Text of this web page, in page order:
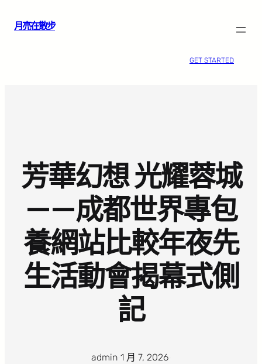
月亮在散步
GET STARTED
芳華幻想 光耀蓉城
——成都世界專包
養網站比較年夜先
生活動會揭幕式側
記
admin· 1 月 7, 2026·